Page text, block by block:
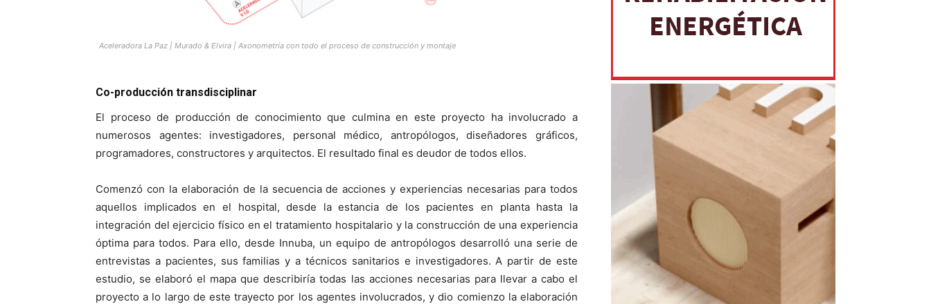
Aceleradora La Paz | Murado & Elvira | Axonometría con todo el proceso de construcción y montaje
Co-producción transdisciplinar
El proceso de producción de conocimiento que culmina en este proyecto ha involucrado a
numerosos agentes: investigadores, personal médico, antropólogos, diseñadores gráficos,
programadores, constructores y arquitectos. El resultado final es deudor de todos ellos.
Comenzó con la elaboración de la secuencia de acciones y experiencias necesarias para todos
aquellos implicados en el hospital, desde la estancia de los pacientes en planta hasta la
integración del ejercicio físico en el tratamiento hospitalario y la construcción de una experiencia
óptima para todos. Para ello, desde Innuba, un equipo de antropólogos desarrolló una serie de
entrevistas a pacientes, sus familias y a técnicos sanitarios e investigadores. A partir de este
estudio, se elaboró el mapa que describiría todas las acciones necesarias para llevar a cabo el
proyecto a lo largo de este trayecto por los agentes involucrados, y dio comienzo la elaboración